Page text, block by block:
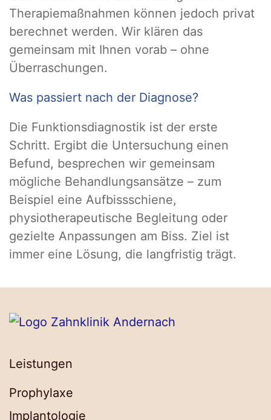
Therapiemaßnahmen können jedoch privat
berechnet werden. Wir klären das
gemeinsam mit Ihnen vorab – ohne
Überraschungen.
Was passiert nach der Diagnose?
Die Funktionsdiagnostik ist der erste
Schritt. Ergibt die Untersuchung einen
Befund, besprechen wir gemeinsam
mögliche Behandlungsansätze – zum
Beispiel eine Aufbissschiene,
physiotherapeutische Begleitung oder
gezielte Anpassungen am Biss. Ziel ist
immer eine Lösung, die langfristig trägt.
Leistungen
Prophylaxe
Implantologie